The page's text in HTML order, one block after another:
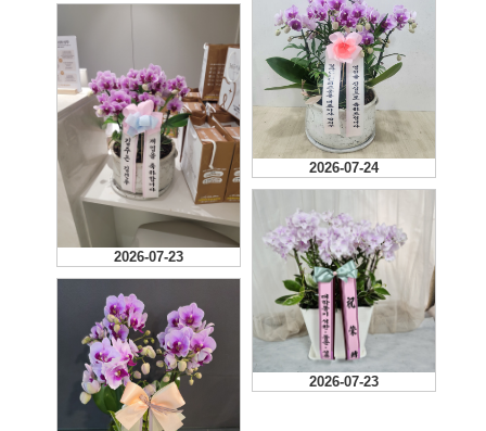
2026-07-24
2026-07-23
2026-07-23